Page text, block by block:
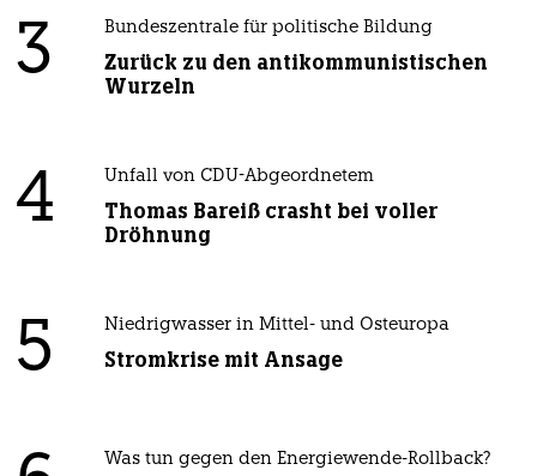
3 Bundeszentrale für politische Bildung
Zurück zu den antikommunistischen
Wurzeln
4 Unfall von CDU-Abgeordnetem
Thomas Bareiß crasht bei voller
Dröhnung
5 Niedrigwasser in Mittel- und Osteuropa
Stromkrise mit Ansage
Was tun gegen den Energiewende-Rollback?